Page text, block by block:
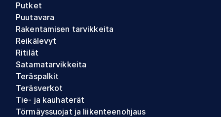
Putket
Puutavara
Rakentamisen tarvikkeita
Reikälevyt
Ritilät
Satamatarvikkeita
Teräspalkit
Teräsverkot
Tie- ja kauhaterät
Törmäyssuojat ja liikenteenohjaus